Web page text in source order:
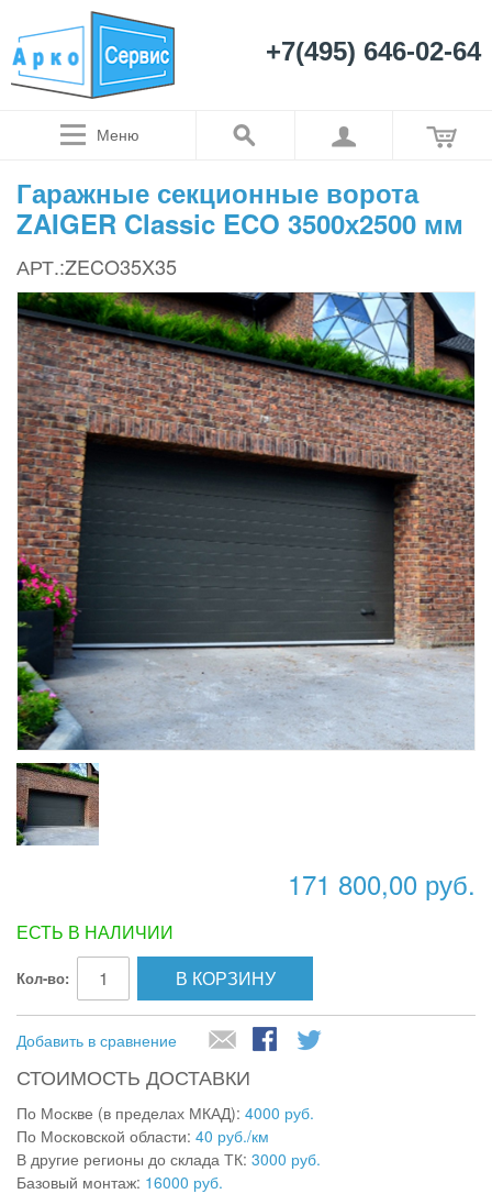
+7(495) 646-02-64
Меню
Гаражные секционные ворота
ZAIGER Classic ECO 3500х2500 мм
АРТ.:ZECO35X35
171 800,00 руб.
ЕСТЬ В НАЛИЧИИ
Кол-во: В КОРЗИНУ
Добавить в сравнение
СТОИМОСТЬ ДОСТАВКИ
По Москве (в пределах МКАД): 4000 руб.
По Московской области: 40 руб./км
В другие регионы до склада ТК: 3000 руб.
Базовый монтаж: 16000 руб.